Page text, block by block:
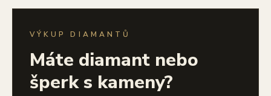
VÝKUP DIAMANTŮ
Máte diamant nebo
šperk s kameny?